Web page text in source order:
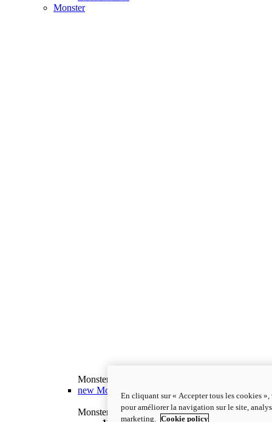
Monster
Monster
new Monster
Monster
En cliquant sur « Accepter tous les cookies
pour améliorer la navigation sur le site,
marketing. Cookie policy